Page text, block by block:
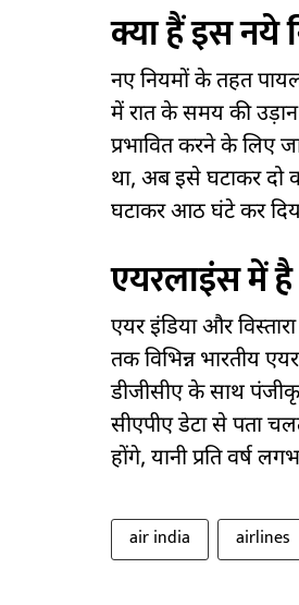
क्या हैं इस नये
नए नियमों के तहत
में रात के समय की
प्रभावित करने के लिए
था, अब इसे घटाकर दो
घटाकर आठ घंटे कर
एयरलाइंस में
एयर इंडिया और
तक विभिन्न भारतीय
डीजीसीए के साथ
सीएपीए डेटा से पता
होंगे, यानी प्रति वर्ष
air india airlines